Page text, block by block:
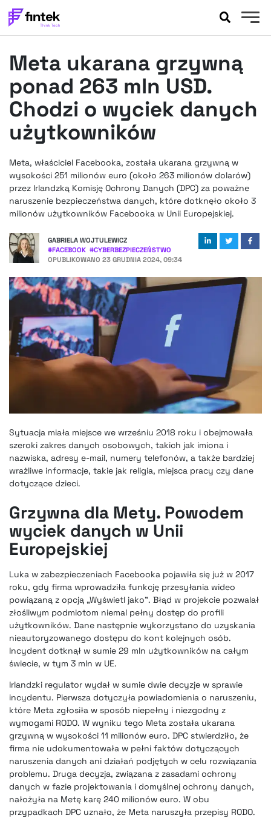
BANKOWOŚĆ
FELIETONY
WYWIADY
LEGAL
FINTEKEXTRA
OKIEM EKSPERTA
Meta ukarana grzywną
ponad 263 mln USD.
Chodzi o wyciek danych
użytkowników
Meta, właściciel Facebooka, została ukarana grzywną w
wysokości 251 milionów euro (około 263 milionów dolarów)
przez Irlandzką Komisję Ochrony Danych (DPC) za poważne
naruszenie bezpieczeństwa danych, które dotknęło około 3
milionów użytkowników Facebooka w Unii Europejskiej.
GABRIELA WOJTULEWICZ
#FACEBOOK #CYBERBEZPIECZEŃSTWO
OPUBLIKOWANO 23 GRUDNIA 2024, 09:34
Sytuacja miała miejsce we wrześniu 2018 roku i obejmowała
szeroki zakres danych osobowych, takich jak imiona i
nazwiska, adresy e-mail, numery telefonów, a także bardziej
wrażliwe informacje, takie jak religia, miejsca pracy czy dane
dotyczące dzieci.
Grzywna dla Mety. Powodem
wyciek danych w Unii
Europejskiej
Luka w zabezpieczeniach Facebooka pojawiła się już w 2017
roku, gdy firma wprowadziła funkcję przesyłania wideo
powiązaną z opcją „Wyświetl jako”. Błąd w projekcie pozwalał
złośliwym podmiotom niemal pełny dostęp do profili
użytkowników. Dane następnie wykorzystano do uzyskania
nieautoryzowanego dostępu do kont kolejnych osób.
Incydent dotknął w sumie 29 mln użytkowników na całym
świecie, w tym 3 mln w UE.
Irlandzki regulator wydał w sumie dwie decyzje w sprawie
incydentu. Pierwsza dotyczyła powiadomienia o naruszeniu,
które Meta zgłosiła w sposób niepełny i niezgodny z
wymogami RODO. W wyniku tego Meta została ukarana
grzywną w wysokości 11 milionów euro. DPC stwierdziło, że
firma nie udokumentowała w pełni faktów dotyczących
naruszenia danych ani działań podjętych w celu rozwiązania
problemu. Druga decyzja, związana z zasadami ochrony
danych w fazie projektowania i domyślnej ochrony danych,
nałożyła na Metę karę 240 milionów euro. W obu
przypadkach DPC uznało, że Meta naruszyła przepisy RODO.